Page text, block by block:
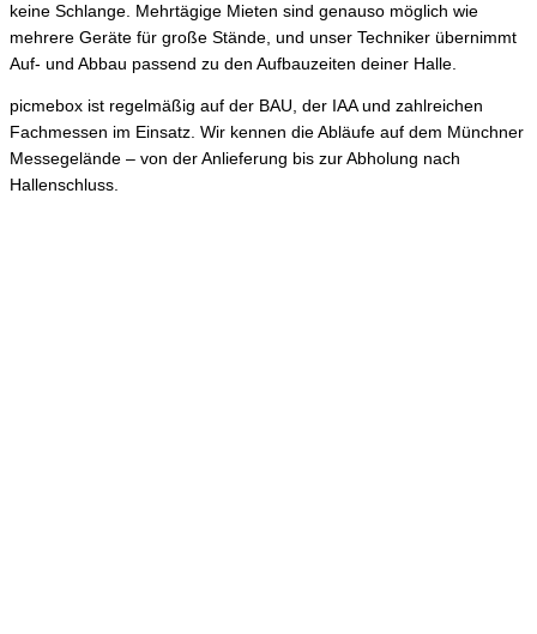
keine Schlange. Mehrtägige Mieten sind genauso möglich wie
mehrere Geräte für große Stände, und unser Techniker übernimmt
Auf- und Abbau passend zu den Aufbauzeiten deiner Halle.
picmebox ist regelmäßig auf der BAU, der IAA und zahlreichen
Fachmessen im Einsatz. Wir kennen die Abläufe auf dem Münchner
Messegelände – von der Anlieferung bis zur Abholung nach
Hallenschluss.